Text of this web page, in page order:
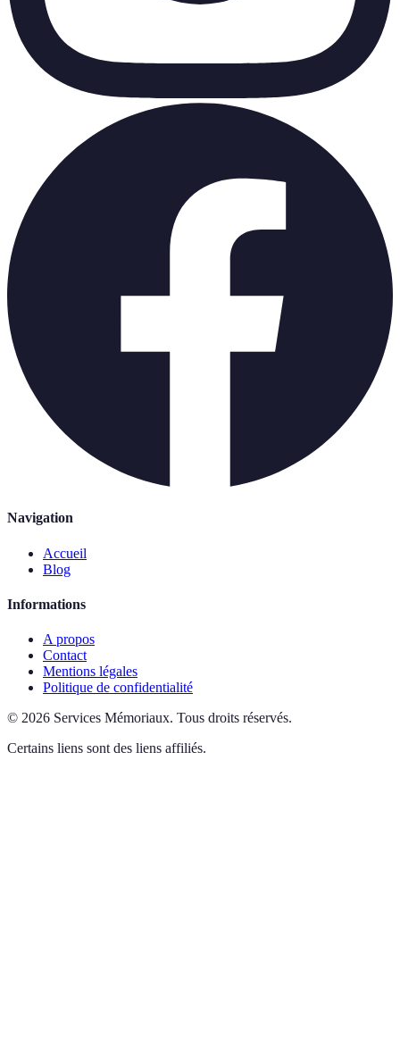
Navigation
Accueil
Blog
Informations
A propos
Contact
Mentions légales
Politique de confidentialité
© 2026 Services Mémoriaux. Tous droits réservés.
Certains liens sont des liens affiliés.